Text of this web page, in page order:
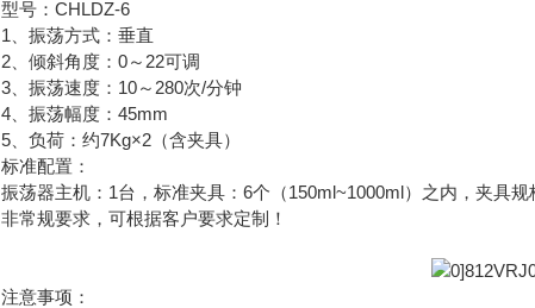
型号：CHLDZ-6
1、振荡方式：垂直
2、倾斜角度：0～22可调
3、振荡速度：10～280次/分钟
4、振荡幅度：45mm
5、负荷：约7Kg×2（含夹具）
标准配置：
振荡器主机：1台，标准夹具：6个（150ml~1000ml）之内，夹具规
非常规要求，可根据客户要求定制！
注意事项：